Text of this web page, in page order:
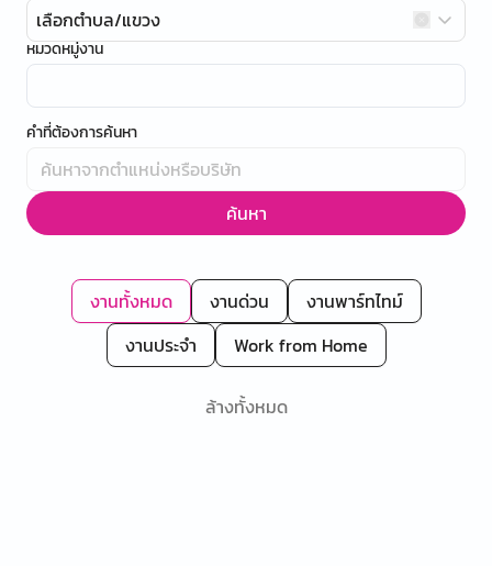
เลือกตำบล/แขวง
หมวดหมู่งาน
คำที่ต้องการค้นหา
ค้นหา
งานทั้งหมด งานด่วน
งานพาร์ทไทม์
งานประจำ
Work from Home
ล้างทั้งหมด